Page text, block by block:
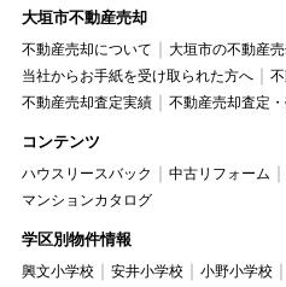
大垣市不動産売却
不動産売却について
大垣市の不動産
当社からお手紙を受け取られた方へ
不動産売却査定実績
不動産売却査定
コンテンツ
ハウスリースバック 中古リフォーム
マンションカタログ
学区別物件情報
興文小学校 安井小学校 小野小学校